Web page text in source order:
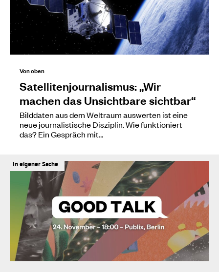
Von oben
Satellitenjournalismus: „Wir
machen das Unsichtbare sichtbar“
Bilddaten aus dem Weltraum auswerten ist eine
neue journalistische Disziplin. Wie funktioniert
das? Ein Gespräch mit…
In eigener Sache